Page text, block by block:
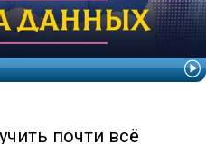
почти всё